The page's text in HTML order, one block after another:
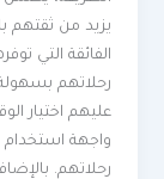
يزيد من ثقتهم
الفائقة التي
رحلاتهم بسهولة
عليهم اختيار
واجهة استخدام
رحلاتهم.